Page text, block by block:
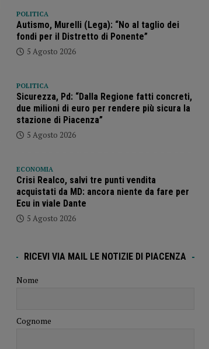
POLITICA
Autismo, Murelli (Lega): “No al taglio dei
fondi per il Distretto di Ponente”
5 Agosto 2026
POLITICA
Sicurezza, Pd: “Dalla Regione fatti concreti,
due milioni di euro per rendere più sicura la
stazione di Piacenza”
5 Agosto 2026
ECONOMIA
Crisi Realco, salvi tre punti vendita
acquistati da MD: ancora niente da fare per
Ecu in viale Dante
5 Agosto 2026
RICEVI VIA MAIL LE NOTIZIE DI PIACENZA
Nome
Cognome